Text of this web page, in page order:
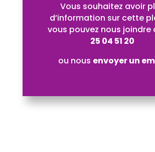
Vous souhaitez avoir
d’information sur cette
vous pouvez nous joindre
25 04 51 20
ou nous envoyer un